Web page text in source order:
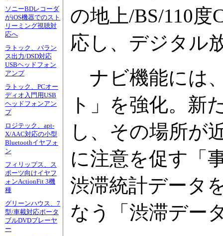
ソニーBDレコーダ
がiOS機器でのスト
リーミング視聴対
応へ
ラトック、バラン
ス出力/DSD対応
USBヘッドフォン
アンプ
ラトック、PCオー
ディオ入門用USB
ヘッドフォンアン
プ
ロジテック、apt-
X/AAC対応の小型
Bluetoothイヤフォ
ン
フィリップス、ス
ポーツ向けイヤフ
ォンActionFit 3機
種
グリーンハウス、7
型/車載対応ポータ
ブルDVDプレーヤ
ー
の地上/BS/110度
応し、デジタル
ナビ機能には
ト」を強化。新
し、その場所が
に注意を促す「
渋滞統計データ
なう「渋滞デー